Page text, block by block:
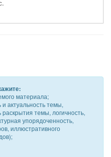
материала;
актуальность темы,
темы, логичность,
упорядоченность,
иллюстративного